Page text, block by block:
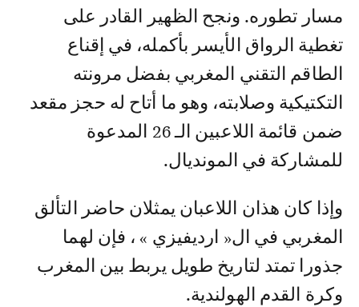
مسار تطوره. ونجح الظهير القادر على
تغطية الرواق الأيسر بأكمله، في إقناع
الطاقم التقني المغربي بفضل مرونته
التكتيكية وصلابته، وهو ما أتاح له حجز مقعد
ضمن قائمة اللاعبين الـ 26 المدعوة
للمشاركة في المونديال.
وإذا كان هذان اللاعبان يمثلان حاضر التألق
المغربي في ال« ارديفيزي » ، فإن لهما
جذورا تمتد لتاريخ طويل يربط بين المغرب
وكرة القدم الهولندية.